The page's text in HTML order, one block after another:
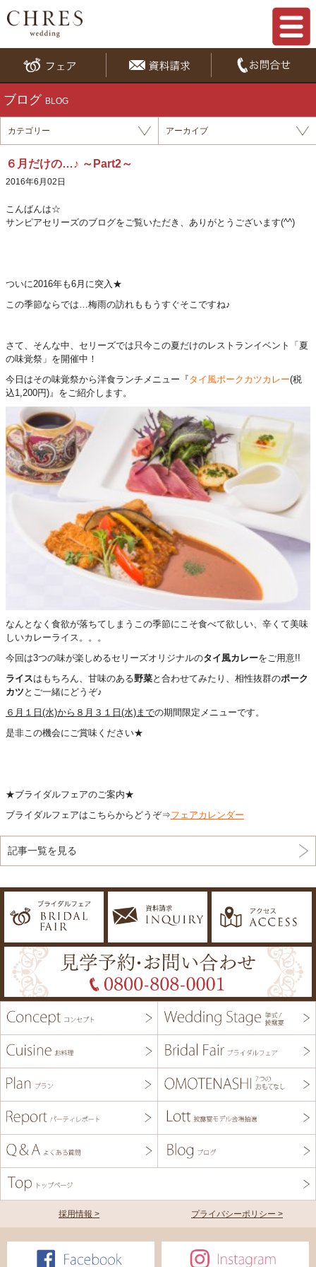
ブログ BLOG
カテゴリー アーカイブ
６月だけの…♪ ～Part2～
2016年6月02日
こんばんは☆
サンピアセリーズのブログをご覧いただき、ありがとうございます(^^)
ついに2016年も6月に突入★
この季節ならでは…梅雨の訪れももうすぐそこですね♪
さて、そんな中、セリーズでは只今この夏だけのレストランイベント「夏
の味覚祭」を開催中！
今日はその味覚祭から洋食ランチメニュー『タイ風ポークカツカレー(税
込1,200円)』をご紹介します。
なんとなく食欲が落ちてしまうこの季節にこそ食べて欲しい、辛くて美味
しいカレーライス。。。
今回は3つの味が楽しめるセリーズオリジナルのタイ風カレーをご用意!!
ライスはもちろん、甘味のある野菜と合わせてみたり、相性抜群のポーク
カツ とご一緒にどうぞ♪
６月１日(水)から８月３１日(水)までの期間限定メニューです。
是非この機会にご賞味ください★
★ブライダルフェアのご案内★
ブライダルフェアはこちらからどうぞ⇒フェアカレンダー
記事一覧を見る
採用情報 > プライバシーポリシー >